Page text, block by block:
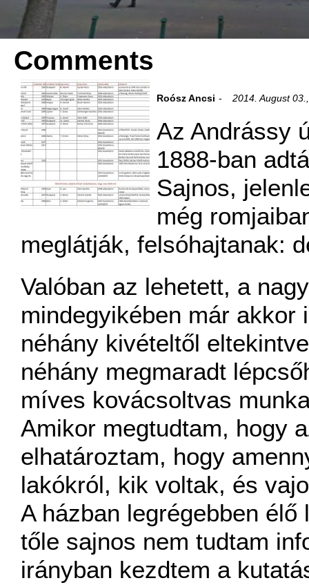
Comments
Roósz Ancsi 2014. August
Az Andrássy
1888-ban
Sajnos,
még
meglátják, felsóhajtanak:
Valóban az lehetett, a
mindegyikében már
néhány kivételtől
néhány megmaradt
míves kovácsoltvas
Amikor megtudtam, hogy
elhatároztam, hogy
lakókról, kik voltak, és
A házban legrégebben
tőle sajnos nem tudtam
irányban kezdtem a